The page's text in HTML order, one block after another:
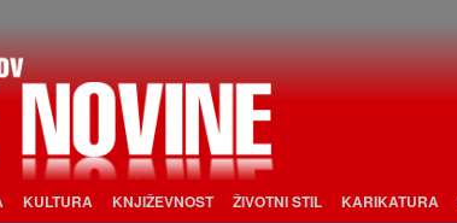
KULTURA KNJIŽEVNOST ŽIVOTNI STIL KARIKATURA